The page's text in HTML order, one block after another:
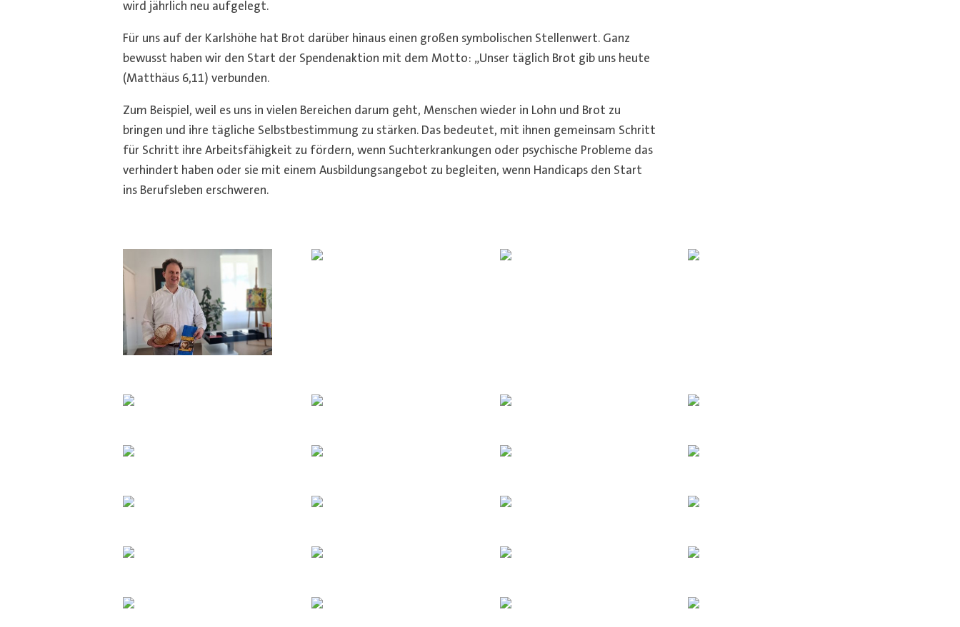
wird jährlich neu aufgelegt.
Für uns auf der Karlshöhe hat Brot darüber hinaus einen großen symbolischen Stellenwert. Ganz
bewusst haben wir den Start der Spendenaktion mit dem Motto: „Unser täglich Brot gib uns heute
(Matthäus 6,11) verbunden.
Zum Beispiel, weil es uns in vielen Bereichen darum geht, Menschen wieder in Lohn und Brot zu
bringen und ihre tägliche Selbstbestimmung zu stärken. Das bedeutet, mit ihnen gemeinsam Schritt
für Schritt ihre Arbeitsfähigkeit zu fördern, wenn Suchterkrankungen oder psychische Probleme das
verhindert haben oder sie mit einem Ausbildungsangebot zu begleiten, wenn Handicaps den Start
ins Berufsleben erschweren.